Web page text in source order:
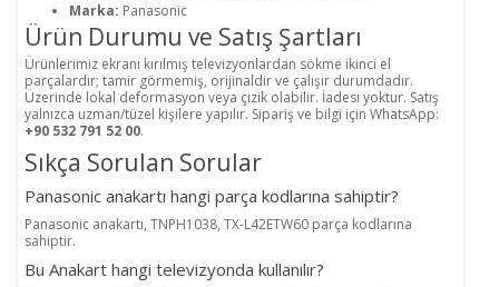
Marka: Panasonic
Ürün Durumu ve Satış Şartları
Ürünlerimiz ekranı kırılmış televizyonlardan sökme ikinci el
parçalardır; tamir görmemiş, orijinaldir ve çalışır durumdadır.
Üzerinde lokal deformasyon veya çizik olabilir. İadesi yoktur. Satış
yalnızca uzman/tüzel kişilere yapılır. Sipariş ve bilgi için WhatsApp:
+90 532 791 52 00.
Sıkça Sorulan Sorular
Panasonic anakartı hangi parça kodlarına sahiptir?
Panasonic anakartı, TNPH1038, TX-L42ETW60 parça kodlarına
sahiptir.
Bu Anakart hangi televizyonda kullanılır?